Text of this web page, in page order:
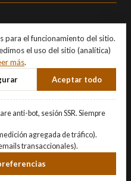
·Gestionar cookies
para el funcionamiento del sitio.
el uso del sitio (analítica)
más.
Aceptar todo
anti-bot, sesión SSR. Siempre
agregada de tráfico).
transaccionales).